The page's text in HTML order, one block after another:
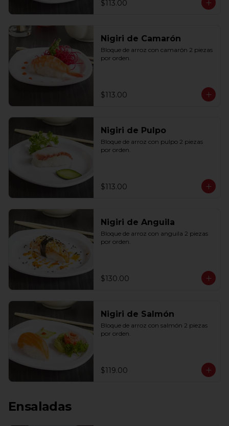
$113.00
Nigiri de Camarón
Bloque de arroz con camarón 2 piezas
por orden.
$113.00
Nigiri de Pulpo
Bloque de arroz con pulpo 2 piezas
por orden.
$113.00
Nigiri de Anguila
Bloque de arroz con anguila 2 piezas
por orden.
$130.00
Nigiri de Salmón
Bloque de arroz con salmón 2 piezas
por orden.
$119.00
Ensaladas